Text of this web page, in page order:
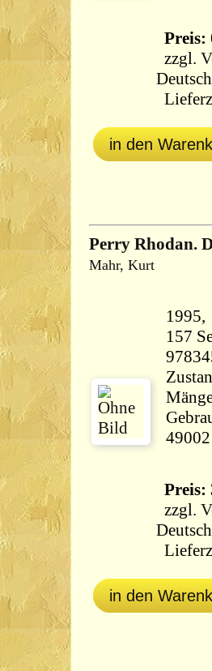
Preis:
zzgl.
in den
Perry Rhodan.
Mahr, Kurt
157 Seiten
49002
Preis:
zzgl.
in den